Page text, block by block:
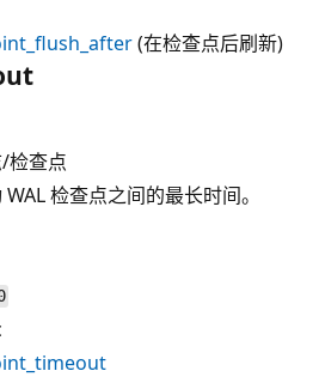
(在检查点后刷新)
检查点
检查点之间的最长时间。